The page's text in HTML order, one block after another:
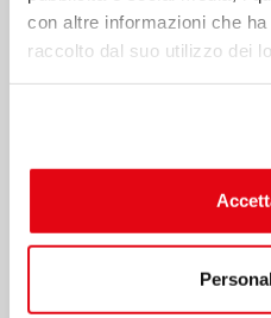
con altre informazioni che
raccolto dal suo utilizzo dei
una grande appassionata
cose fatte a mano.
trasmesso la passione per
E' alla sua seconda
Ha un cane, un pastore di
a partire con lei nel caso in
come mascotte!